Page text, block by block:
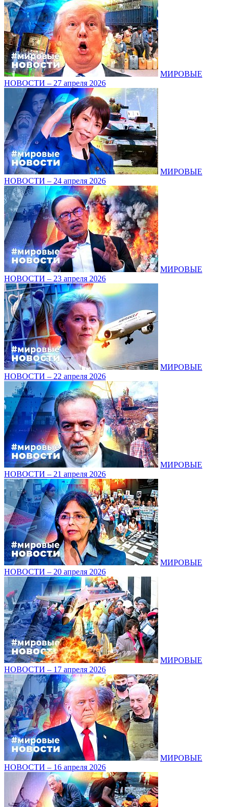
МИРОВЫЕ
НОВОСТИ – 27 апреля 2026
МИРОВЫЕ
НОВОСТИ – 24 апреля 2026
МИРОВЫЕ
НОВОСТИ – 23 апреля 2026
МИРОВЫЕ
НОВОСТИ – 22 апреля 2026
МИРОВЫЕ
НОВОСТИ – 21 апреля 2026
МИРОВЫЕ
НОВОСТИ – 20 апреля 2026
МИРОВЫЕ
НОВОСТИ – 17 апреля 2026
МИРОВЫЕ
НОВОСТИ – 16 апреля 2026